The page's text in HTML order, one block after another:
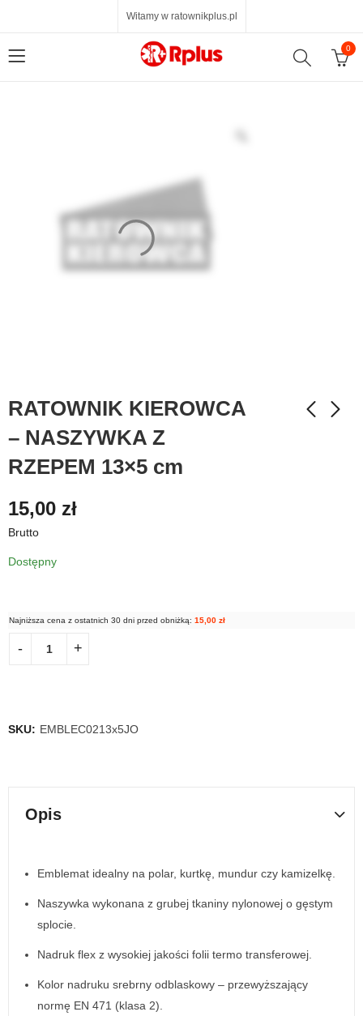
Witamy w ratownikplus.pl
0
RATOWNIK KIEROWCA
– NASZYWKA Z
RZEPEM 13×5 cm
15,00 zł
Brutto
Dostępny
Najniższa cena z ostatnich 30 dni przed obniżką: 15,00 zł
SKU: EMBLEC0213x5JO
Opis
Emblemat idealny na polar, kurtkę, mundur czy kamizelkę.
Naszywka wykonana z grubej tkaniny nylonowej o gęstym
splocie.
Nadruk flex z wysokiej jakości folii termo transferowej.
Kolor nadruku srebrny odblaskowy – przewyższający
normę EN 471 (klasa 2).